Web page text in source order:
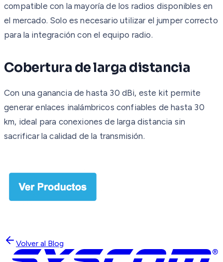
compatible con la mayoría de los radios disponibles en
el mercado. Solo es necesario utilizar el jumper correcto
para la integración con el equipo radio.
Cobertura de larga distancia
Con una ganancia de hasta 30 dBi, este kit permite
generar enlaces inalámbricos confiables de hasta 30
km, ideal para conexiones de larga distancia sin
sacrificar la calidad de la transmisión.
Volver al Blog